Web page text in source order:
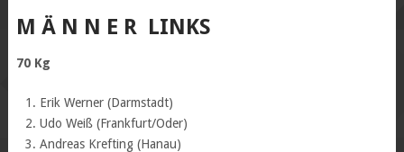
M Ä N N E R LINKS
70 Kg
Erik Werner (Darmstadt)
Udo Weiß (Frankfurt/Oder)
Andreas Krefting (Hanau)